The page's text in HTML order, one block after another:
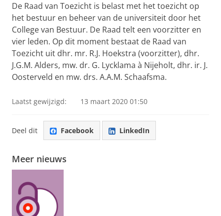
De Raad van Toezicht is belast met het toezicht op
het bestuur en beheer van de universiteit door het
College van Bestuur. De Raad telt een voorzitter en
vier leden. Op dit moment bestaat de Raad van
Toezicht uit dhr. mr. R.J. Hoekstra (voorzitter), dhr.
J.G.M. Alders, mw. dr. G. Lycklama à Nijeholt, dhr. ir. J.
Oosterveld en mw. drs. A.A.M. Schaafsma.
Laatst gewijzigd: 13 maart 2020 01:50
Deel dit Facebook LinkedIn
Meer nieuws